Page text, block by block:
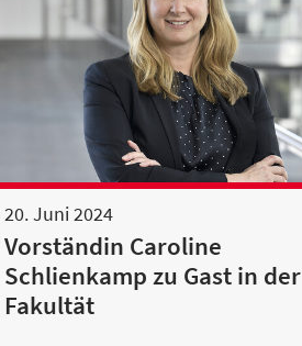
20. Juni 2024
Vorständin Caroline
Schlienkamp zu Gast in der
Fakultät